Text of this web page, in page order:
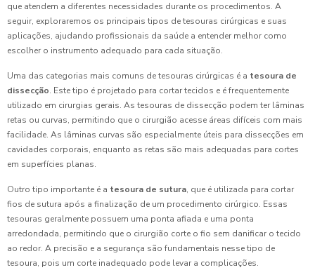
que atendem a diferentes necessidades durante os procedimentos. A
seguir, exploraremos os principais tipos de tesouras cirúrgicas e suas
aplicações, ajudando profissionais da saúde a entender melhor como
escolher o instrumento adequado para cada situação.
Uma das categorias mais comuns de tesouras cirúrgicas é a tesoura de
dissecção. Este tipo é projetado para cortar tecidos e é frequentemente
utilizado em cirurgias gerais. As tesouras de dissecção podem ter lâminas
retas ou curvas, permitindo que o cirurgião acesse áreas difíceis com mais
facilidade. As lâminas curvas são especialmente úteis para dissecções em
cavidades corporais, enquanto as retas são mais adequadas para cortes
em superfícies planas.
Outro tipo importante é a tesoura de sutura, que é utilizada para cortar
fios de sutura após a finalização de um procedimento cirúrgico. Essas
tesouras geralmente possuem uma ponta afiada e uma ponta
arredondada, permitindo que o cirurgião corte o fio sem danificar o tecido
ao redor. A precisão e a segurança são fundamentais nesse tipo de
tesoura, pois um corte inadequado pode levar a complicações.